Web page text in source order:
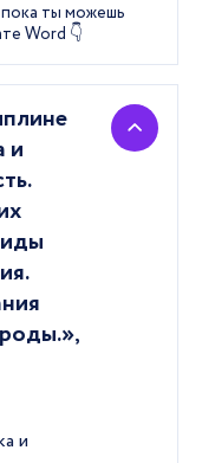
ты можешь
Word 👇
и